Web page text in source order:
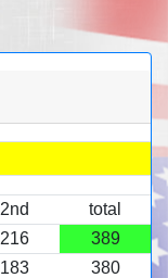
2nd
total
216
389
183 380